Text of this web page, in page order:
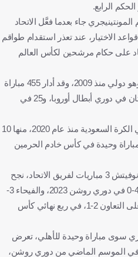
الرابع.
جاء بعدما فعَّل الاتحاد
الاختيار، عند تعذر استقدام طواقم
على حكام مرشحين لكأس العالم
ويبلغ دابانوفيتش من العمر 44 عامًا، وهو دولي منذ 2009، وقد أدار 455 مباراة
على مدار مسيرته الكروية، منها مباراتان في دوري أبطال أوروبا، و25 في
الحكم المونتينيجري أدار 11 مباراة في الكرة السعودية منذ عام 2020، منها 10
وحيدة في كأس خادم الحرمين
ومن بين تلك المباريات الـ11، أدار دابانوفيتش 3 مباريات لفريق الاتحاد، نجح
في الفوز بها جميعًا، على حساب أبها 4-0 في دوري روشن 2023، والفيحاء 3-
0، في دوري 2025 اللذين فاز بهما، وعلى التعاون 2-1، في ربع نهائي كأس
سوى مباراة وحيدة للأهلي، تعرض
للهزيمة أمام الاتفاق بنتيجة 1-3، في الموسم الماضي من دوري روشن،